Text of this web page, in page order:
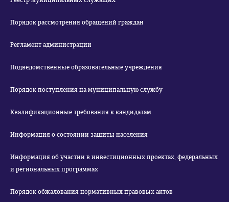
Порядок рассмотрения обращений граждан
Регламент администрации
Подведомственные образовательные учреждения
Порядок поступления на муниципальную службу
Квалификационные требования к кандидатам
Информация о состоянии защиты населения
Информация об участии в инвестиционных проектах, федеральных
и региональных программах
Порядок обжалования нормативных правовых актов